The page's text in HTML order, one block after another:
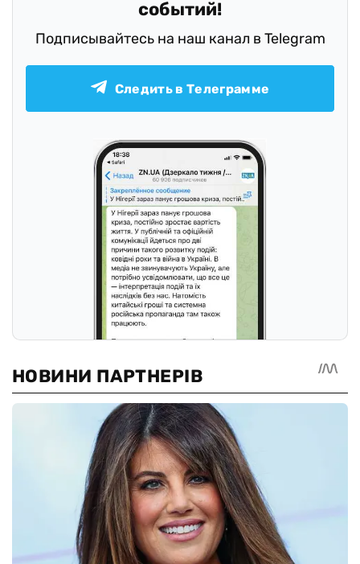
событий!
Подписывайтесь на наш канал в Telegram
Следить в Телеграмме